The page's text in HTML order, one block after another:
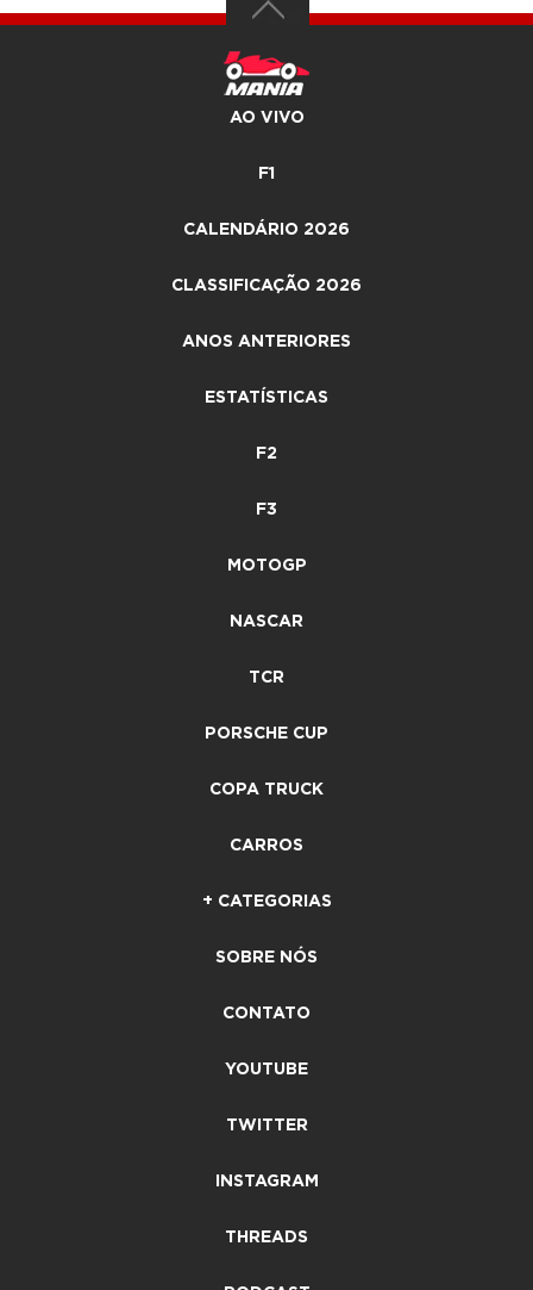
AO VIVO
F1
CALENDÁRIO 2026
CLASSIFICAÇÃO 2026
ANOS ANTERIORES
ESTATÍSTICAS
F2
F3
MOTOGP
NASCAR
TCR
PORSCHE CUP
COPA TRUCK
CARROS
+ CATEGORIAS
SOBRE NÓS
CONTATO
YOUTUBE
TWITTER
INSTAGRAM
THREADS